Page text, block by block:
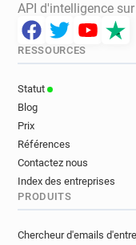
API d'intelligence
RESSOURCES
Statut
Blog
Prix
Références
Contactez nous
Index des entreprises
PRODUITS
Chercheur d'emails